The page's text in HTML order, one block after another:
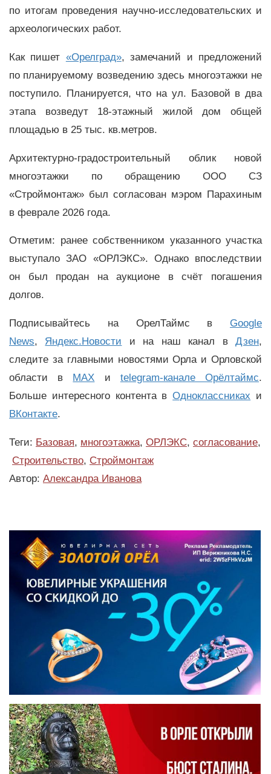
по итогам проведения научно-исследовательских и
археологических работ.
Как пишет «Орелград», замечаний и предложений
по планируемому возведению здесь многоэтажки не
поступило. Планируется, что на ул. Базовой в два
этапа возведут 18-этажный жилой дом общей
площадью в 25 тыс. кв.метров.
Архитектурно-градостроительный облик новой
многоэтажки по обращению ООО СЗ
«Строймонтаж» был согласован мэром Парахиным
в феврале 2026 года.
Отметим: ранее собственником указанного участка
выступало ЗАО «ОРЛЭКС». Однако впоследствии
он был продан на аукционе в счёт погашения
долгов.
Подписывайтесь на ОрелТаймс в Google
News, Яндекс.Новости и на наш канал вДзен,
следите за главными новостями Орла и Орловской
области в MAX и telegram-канале Орёлтаймс.
Больше интересного контента вОдноклассниках и
ВКонтакте.
Теги: Базовая, многоэтажка, ОРЛЭКС, согласование,
Строительство, Строймонтаж
Автор: Александра Иванова